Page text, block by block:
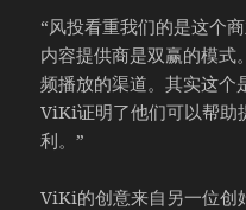
“风投看重我们的是这个
内容提供商是双赢的模式
频播放的渠道。其实这个
ViKi证明了他们可以帮助
利。”
ViKi的创意来自另一位创